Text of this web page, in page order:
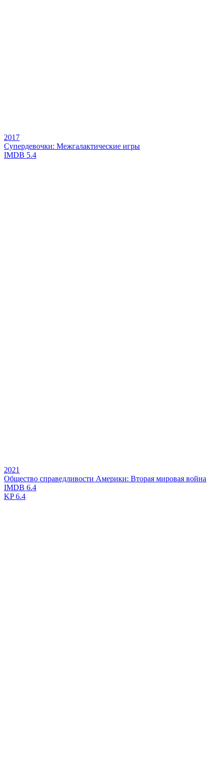
2017
Супердевочки: Межгалактические игры
IMDB 5.4
2021
Общество справедливости Америки: Вторая мировая война
IMDB 6.4
KP6.4